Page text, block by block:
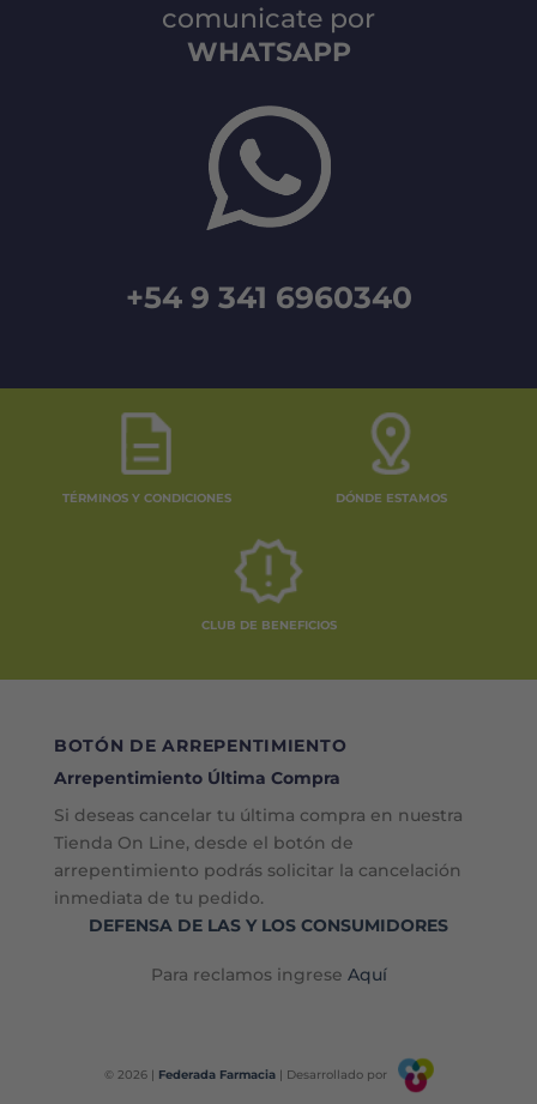
comunicate por
WHATSAPP
+54 9 341 6960340
TÉRMINOS Y CONDICIONES DÓNDE ESTAMOS
CLUB DE BENEFICIOS
BOTÓN DE ARREPENTIMIENTO
Arrepentimiento Última Compra
Si deseas cancelar tu última compra en nuestra
Tienda On Line, desde el botón de
arrepentimiento podrás solicitar la cancelación
inmediata de tu pedido.
DEFENSA DE LAS Y LOS CONSUMIDORES
Para reclamos ingrese Aquí
© 2026 | Federada Farmacia| Desarrollado por